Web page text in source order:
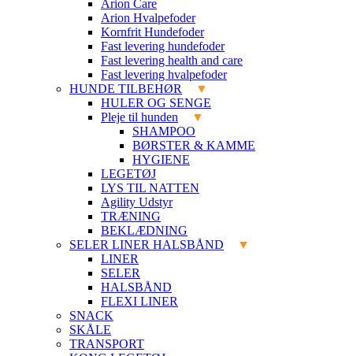
Arion Care
Arion Hvalpefoder
Kornfrit Hundefoder
Fast levering hundefoder
Fast levering health and care
Fast levering hvalpefoder
HUNDE TILBEHØR
HULER OG SENGE
Pleje til hunden
SHAMPOO
BØRSTER & KAMME
HYGIENE
LEGETØJ
LYS TIL NATTEN
Agility Udstyr
TRÆNING
BEKLÆDNING
SELER LINER HALSBÅND
LINER
SELER
HALSBÅND
FLEXI LINER
SNACK
SKÅLE
TRANSPORT